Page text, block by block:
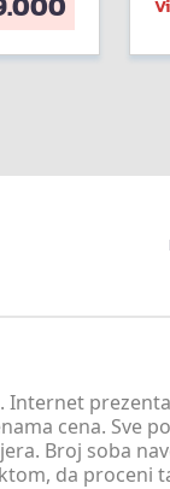
Internet
cena. Sve
Broj soba
da proceni